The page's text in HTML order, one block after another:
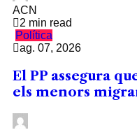
ACN
2 min read
Política
ag. 07, 2026
El PP assegura
els menors